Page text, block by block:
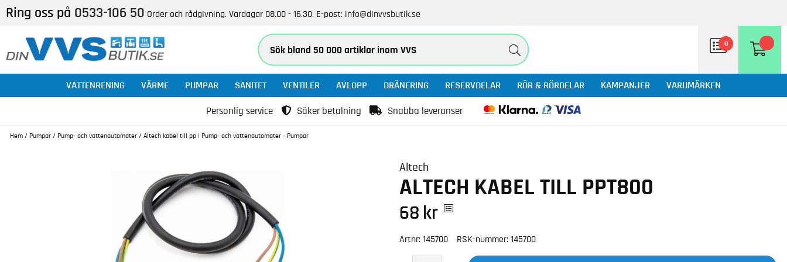
Ring oss på 0533-106 50 Order och rådgivning. Vardagar 08.00 - 16.30. E-post: info@dinvvsbutik.se
0
VATTENRENING VÄRME PUMPAR SANITET VENTILER AVLOPP DRÄNERING RESERVDELAR RÖR & RÖRDELAR KAMPANJER VARUMÄRKEN
Personlig service Säker betalning Snabba leveranser
Hem / Pumpar / Pump- och vattenautomater / Altech kabel till pp | Pump- och vattenautomater - Pumpar
Altech
ALTECH KABEL TILL PPT800
68 kr
Artnr: 145700 RSK-nummer: 145700